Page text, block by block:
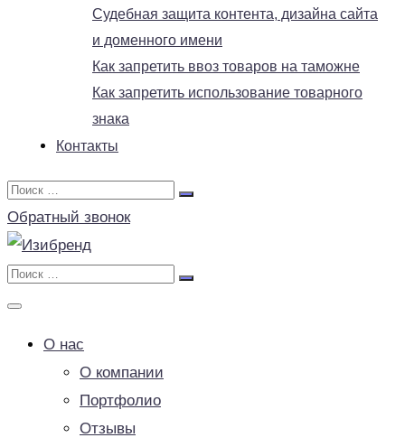
Судебная защита контента, дизайна сайта
и доменного имени
Как запретить ввоз товаров на таможне
Как запретить использование товарного
знака
Контакты
Обратный звонок
О нас
О компании
Портфолио
Отзывы